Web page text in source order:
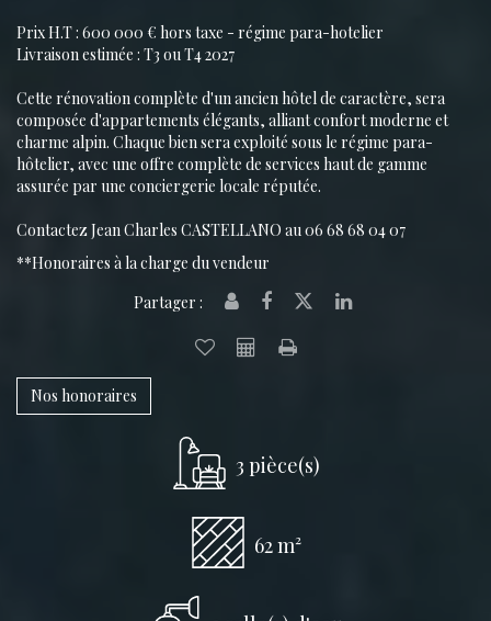
Prix H.T : 600 000 € hors taxe - régime para-hotelier
Livraison estimée : T3 ou T4 2027
Cette rénovation complète d'un ancien hôtel de caractère, sera
composée d'appartements élégants, alliant confort moderne et
charme alpin. Chaque bien sera exploité sous le régime para-
hôtelier, avec une offre complète de services haut de gamme
assurée par une conciergerie locale réputée.
Contactez Jean Charles CASTELLANO au 06 68 68 04 07
**Honoraires à la charge du vendeur
Partager :
Nos honoraires
3 pièce(s)
62 m²